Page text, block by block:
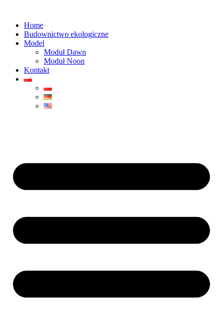
treści
Home
Budownictwo ekologiczne
Model
Moduł Dawn
Moduł Noon
Kontakt